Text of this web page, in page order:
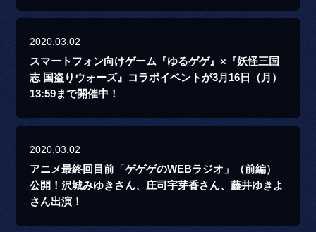
2020.03.02
スマートフォン向けゲーム『ゆるゲゲ』×『妖怪三国
志 国盗りウォーズ』コラボイベントが3月16日（月）
13:59まで開催中！
2020.03.02
アニメ最終回目前「ゲゲゲのWEBラジオ」（前編）
公開！沢城みゆきさん、庄司宇芽香さん、藤井ゆきよ
さん出演！